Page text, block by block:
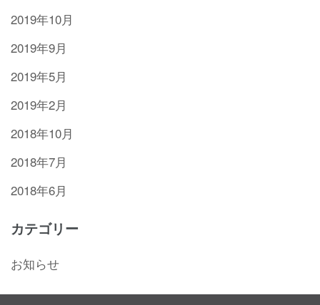
2019年10月
2019年9月
2019年5月
2019年2月
2018年10月
2018年7月
2018年6月
カテゴリー
お知らせ